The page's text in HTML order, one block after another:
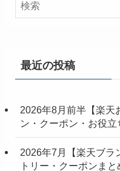
最近の投稿
2026年8月前半【楽天
ン・クーポン・お役
2026年7月【楽天ブラ
トリー・クーポンまと